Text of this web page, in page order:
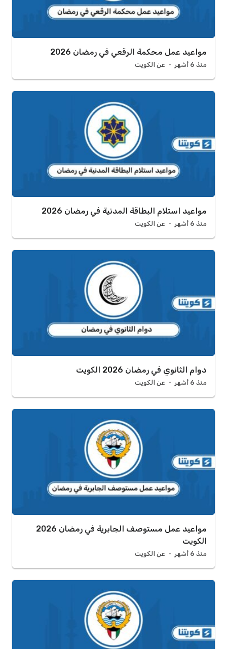
مواعيد عمل محكمة الرقعي في رمضان 2026
منذ 6 أشهر عن الكويت
مواعيد استلام البطاقة المدنية في رمضان 2026
منذ 6 أشهر عن الكويت
دوام الثانوي في رمضان 2026 الكويت
منذ 6 أشهر عن الكويت
مواعيد عمل مستوصف الجابرية في رمضان 2026
الكويت
منذ 6 أشهر عن الكويت